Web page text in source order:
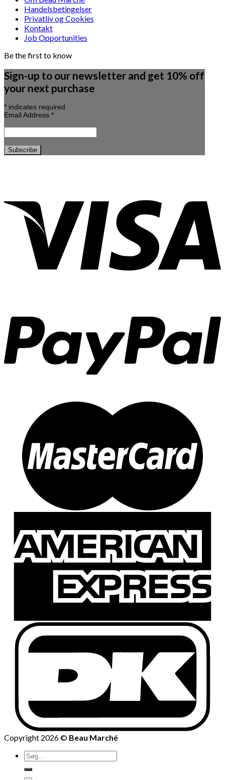
Handelsbetingelser
Privatliv og Cookies
Kontakt
Job Opportunities
Be the first to know
Sign-up to our newsletter and get 10% off
your next purchase
* indicates required
Email Address *
Copyright 2026 © Beau Marché
Søg
efter: